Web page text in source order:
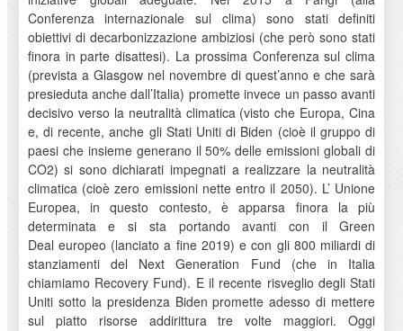
Conferenza internazionale sul clima) sono stati definiti
obiettivi di decarbonizzazione ambiziosi (che però sono stati
finora in parte disattesi). La prossima Conferenza sul clima
(prevista a Glasgow nel novembre di quest’anno e che sarà
presieduta anche dall’Italia) promette invece un passo avanti
decisivo verso la neutralità climatica (visto che Europa, Cina
e, di recente, anche gli Stati Uniti di Biden (cioè il gruppo di
paesi che insieme generano il 50% delle emissioni globali di
CO2) si sono dichiarati impegnati a realizzare la neutralità
climatica (cioè zero emissioni nette entro il 2050). L’ Unione
Europea, in questo contesto, è apparsa finora la più
determinata e si sta portando avanti con il Green
Deal europeo (lanciato a fine 2019) e con gli 800 miliardi di
stanziamenti del Next Generation Fund (che in Italia
chiamiamo Recovery Fund). E il recente risveglio degli Stati
Uniti sotto la presidenza Biden promette adesso di mettere
sul piatto risorse addirittura tre volte maggiori. Oggi